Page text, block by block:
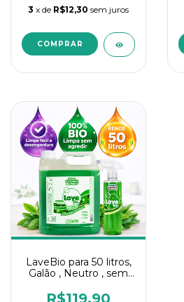
3 x de R$12,30 sem juros
LaveBio para 50 litros,
Galão , Neutro , sem